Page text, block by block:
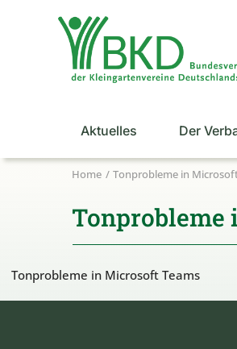
Aktuelles Der
Home Tonprobleme in
Tonprobleme
Tonprobleme in Microsoft Teams